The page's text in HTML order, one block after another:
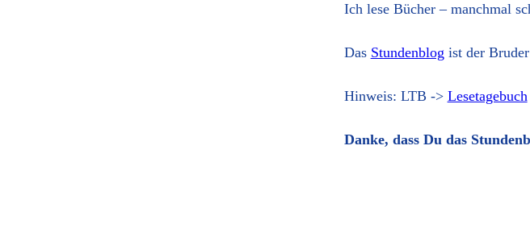
Ich lese Bücher – manchmal
Das Stundenblog ist der
Hinweis: LTB -> Lesetagebuch
Danke, dass Du das